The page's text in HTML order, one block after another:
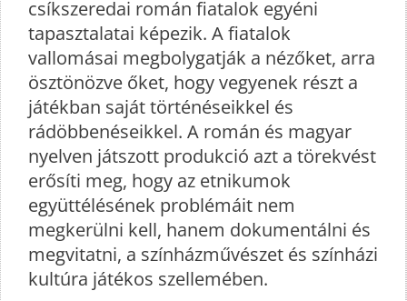
csíkszeredai román fiatalok egyéni
tapasztalatai képezik. A fiatalok
vallomásai megbolygatják a nézőket, arra
ösztönözve őket, hogy vegyenek részt a
játékban saját történéseikkel és
rádöbbenéseikkel. A román és magyar
nyelven játszott produkció azt a törekvést
erősíti meg, hogy az etnikumok
együttélésének problémáit nem
megkerülni kell, hanem dokumentálni és
megvitatni, a színházművészet és színházi
kultúra játékos szellemében.